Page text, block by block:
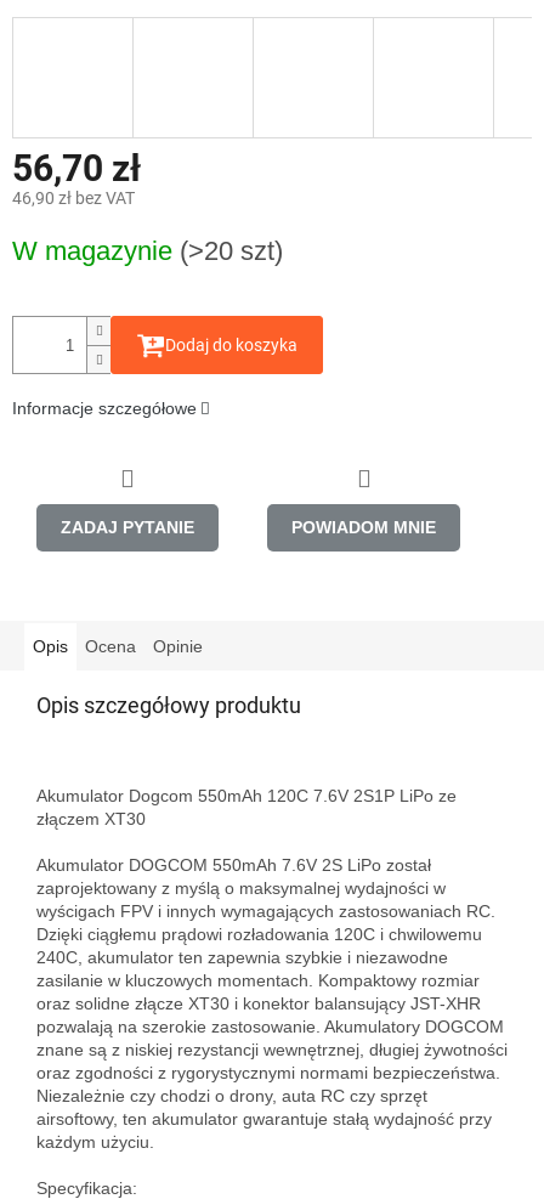
56,70 zł
46,90 zł bez VAT
jednostkowa:
W magazynie (>20 szt)
Dodaj do koszyka
Informacje szczegółowe
ZADAJ PYTANIE POWIADOM MNIE
Opis Ocena Opinie
Opis szczegółowy produktu
Akumulator Dogcom 550mAh 120C 7.6V 2S1P LiPo ze
złączem XT30
Akumulator DOGCOM 550mAh 7.6V 2S LiPo został
zaprojektowany z myślą o maksymalnej wydajności w
wyścigach FPV i innych wymagających zastosowaniach RC.
Dzięki ciągłemu prądowi rozładowania 120C i chwilowemu
240C, akumulator ten zapewnia szybkie i niezawodne
zasilanie w kluczowych momentach. Kompaktowy rozmiar
oraz solidne złącze XT30 i konektor balansujący JST-XHR
pozwalają na szerokie zastosowanie. Akumulatory DOGCOM
znane są z niskiej rezystancji wewnętrznej, długiej żywotności
oraz zgodności z rygorystycznymi normami bezpieczeństwa.
Niezależnie czy chodzi o drony, auta RC czy sprzęt
airsoftowy, ten akumulator gwarantuje stałą wydajność przy
każdym użyciu.
Specyfikacja: